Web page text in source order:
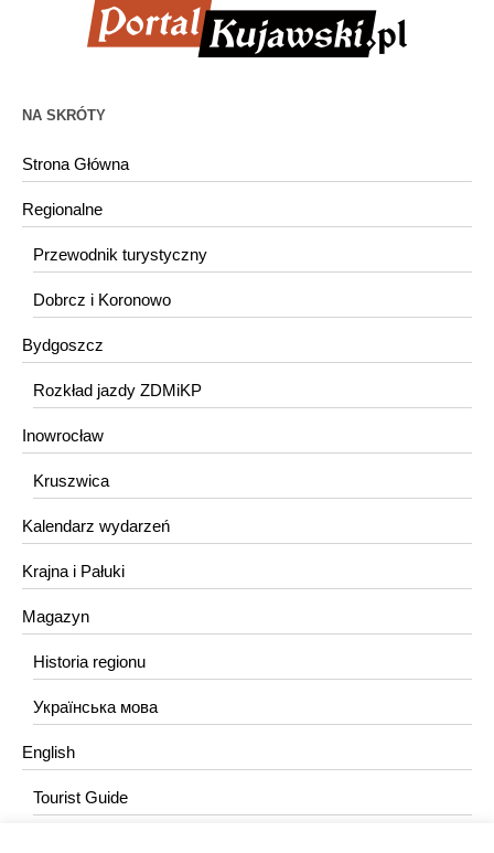
NA SKRÓTY
Strona Główna
Regionalne
Przewodnik turystyczny
Dobrcz i Koronowo
Bydgoszcz
Rozkład jazdy ZDMiKP
Inowrocław
Kruszwica
Kalendarz wydarzeń
Krajna i Pałuki
Magazyn
Historia regionu
Українська мова
English
Tourist Guide